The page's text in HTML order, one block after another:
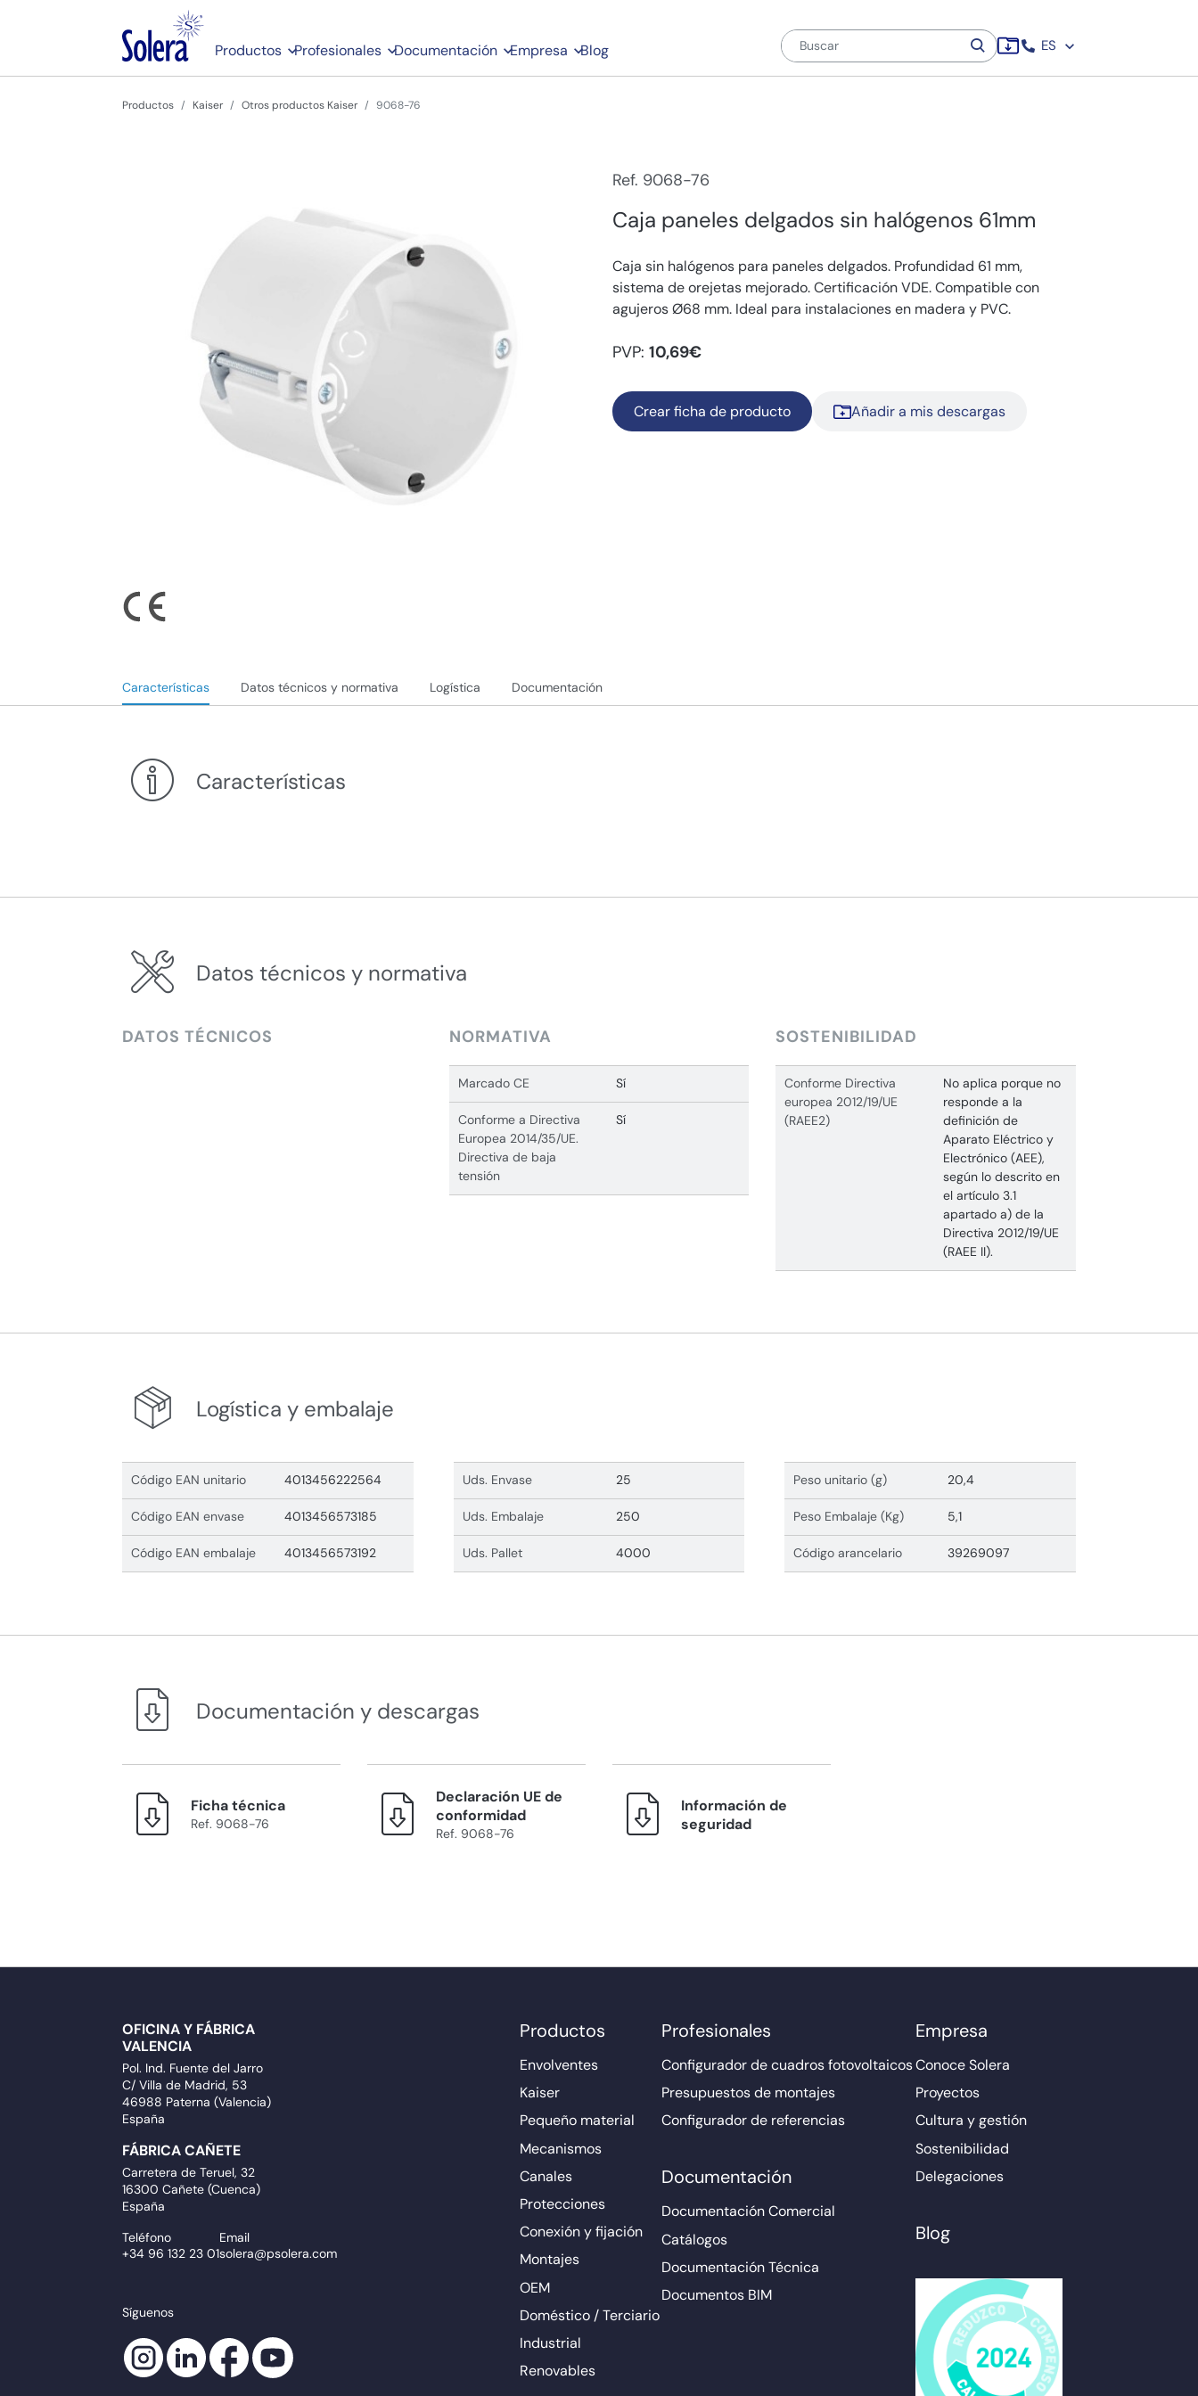
Productos Profesionales Documentación Empresa Blog ES
Productos Kaiser Otros productos Kaiser 9068-76
Ref. 9068-76
Caja paneles delgados sin halógenos 61mm
Caja sin halógenos para paneles delgados. Profundidad 61 mm,
sistema de orejetas mejorado. Certificación VDE. Compatible con
agujeros Ø68 mm. Ideal para instalaciones en madera y PVC.
PVP: 10,69€
Crear ficha de producto Añadir a mis descargas
Características Datos técnicos y normativa Logística Documentación
Características
Datos técnicos y normativa
DATOS TÉCNICOS NORMATIVA
Marcado CE Sí
Conforme a Directiva
Europea 2014/35/UE.
Directiva de baja
tensión
Sí
SOSTENIBILIDAD
Conforme Directiva
europea 2012/19/UE
(RAEE2)
No aplica porque no
responde a la
definición de
Aparato Eléctrico y
Electrónico (AEE),
según lo descrito en
el artículo 3.1
apartado a) de la
Directiva 2012/19/UE
(RAEE II).
Logística y embalaje
Código EAN unitario 4013456222564
Código EAN envase 4013456573185
Código EAN embalaje 4013456573192
Uds. Envase 25
Uds. Embalaje 250
Uds. Pallet 4000
Peso unitario (g) 20,4
Peso Embalaje (Kg) 5,1
Código arancelario 39269097
Documentación y descargas
Ficha técnica
Ref. 9068-76
Declaración UE de
conformidad
Ref. 9068-76
Información de
seguridad
OFICINA Y FÁBRICA
VALENCIA
Pol. Ind. Fuente del Jarro
C/ Villa de Madrid, 53
46988 Paterna (Valencia)
España
FÁBRICA CAÑETE
Carretera de Teruel, 32
16300 Cañete (Cuenca)
España
Teléfono
+34 96 132 23 01
Email
solera@psolera.com
Síguenos
Productos
Envolventes
Kaiser
Pequeño material
Mecanismos
Canales
Protecciones
Conexión y fijación
Montajes
OEM
Doméstico / Terciario
Industrial
Renovables
Profesionales
Configurador de cuadros fotovoltaicos
Presupuestos de montajes
Configurador de referencias
Documentación
Documentación Comercial
Catálogos
Documentación Técnica
Documentos BIM
Empresa
Conoce Solera
Proyectos
Cultura y gestión
Sostenibilidad
Delegaciones
Blog